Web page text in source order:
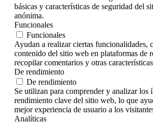
básicas y características de seguridad del
anónima.
Funcionales
Funcionales
Ayudan a realizar ciertas funcionalidades,
contenido del sitio web en plataformas de
recopilar comentarios y otras
De rendimiento
De rendimiento
Se utilizan para comprender y analizar los
rendimiento clave del sitio web, lo que
mejor experiencia de usuario a los
Analíticas